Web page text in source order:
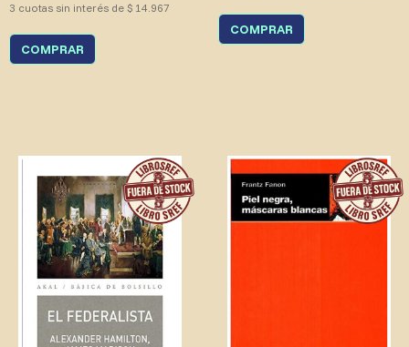
3 cuotas sin interés de $ 14.967
COMPRAR
COMPRAR